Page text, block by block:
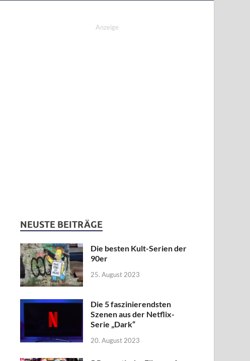
Anzeige
NEUSTE BEITRÄGE
Die besten Kult-Serien der
90er
25. August 2023
Die 5 faszinierendsten
Szenen aus der Netflix-
Serie „Dark“
20. August 2023